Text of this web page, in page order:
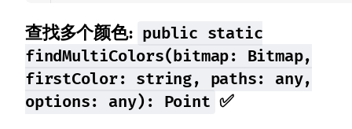
查找多个颜色: public static
findMultiColors(bitmap: Bitmap,
firstColor: string, paths: any,
options: any): Point ✅